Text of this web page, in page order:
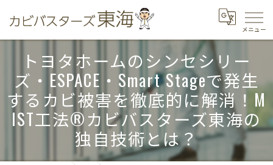
トヨタホームのシンセシリー
ズ・ESPACE・Smart Stageで発生
するカビ被害を徹底的に解消！M
IST工法®カビバスターズ東海の
独自技術とは？